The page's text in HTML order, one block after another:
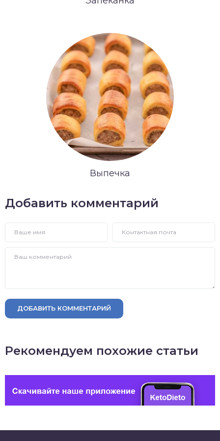
Выпечка
Добавить комментарий
ДОБАВИТЬ КОММЕНТАРИЙ
Рекомендуем похожие статьи